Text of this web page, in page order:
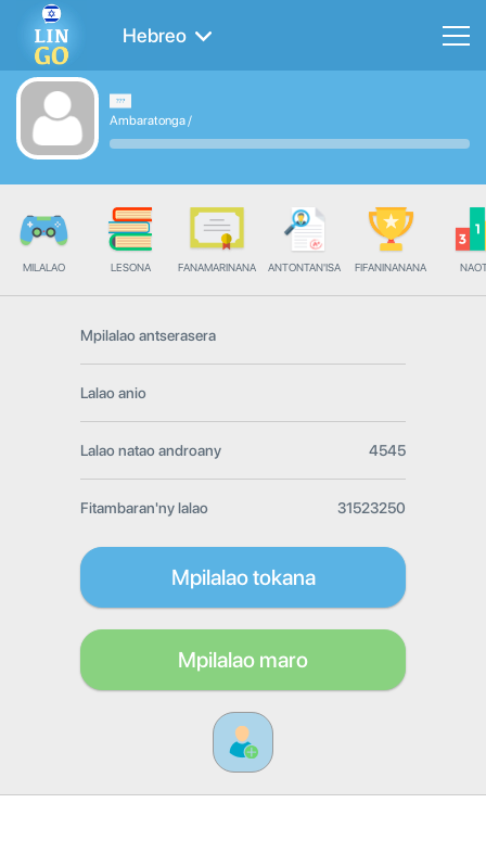
Hebreo
Ambaratonga/
MILALAO LESONA FANAMARINANA ANTONTAN'ISA FIFANINANANA
Mpilalao antserasera
Lalao anio
Lalao natao androany 4545
Fitambaran'ny lalao 31523250
Mpilalao tokana
Mpilalao maro